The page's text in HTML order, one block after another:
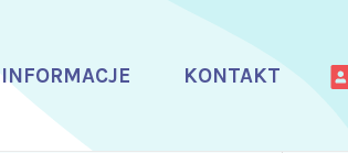
INFORMACJE KONTAKT